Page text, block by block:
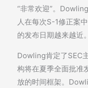
“非常欢迎”。
人在每次S-1修正案
的发布日期越来越近。
Dowling肯定了SEC
构将在夏季全面批准
放的时间框架。